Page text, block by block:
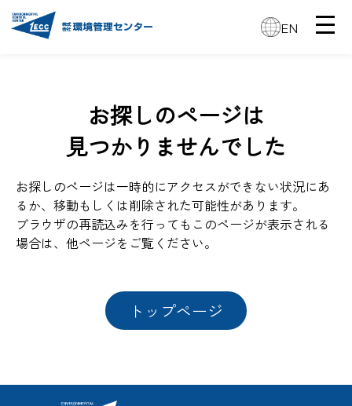
EN
お探しのページは
見つかりませんでした
お探しのページは一時的にアクセスができない状況にあ
るか、移動もしくは削除された可能性があります。
ブラウザの再読込みを行ってもこのページが表示される
場合は、他ページをご覧ください。
トップページ